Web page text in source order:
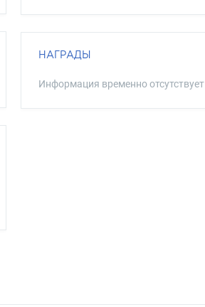
НАГРАДЫ
Информация временно отсутствует